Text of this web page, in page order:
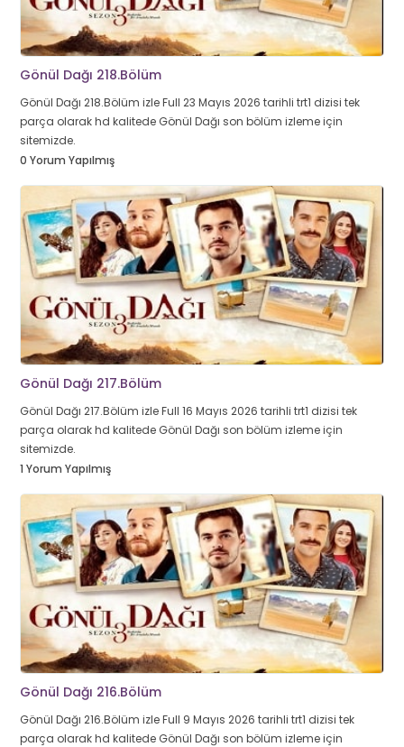
Gönül Dağı 218.Bölüm
Gönül Dağı 218.Bölüm izle Full 23 Mayıs 2026 tarihli trt1 dizisi tek
parça olarak hd kalitede Gönül Dağı son bölüm izleme için
sitemizde.
0 Yorum Yapılmış
Gönül Dağı 217.Bölüm
Gönül Dağı 217.Bölüm izle Full 16 Mayıs 2026 tarihli trt1 dizisi tek
parça olarak hd kalitede Gönül Dağı son bölüm izleme için
sitemizde.
1 Yorum Yapılmış
Gönül Dağı 216.Bölüm
Gönül Dağı 216.Bölüm izle Full 9 Mayıs 2026 tarihli trt1 dizisi tek
parça olarak hd kalitede Gönül Dağı son bölüm izleme için